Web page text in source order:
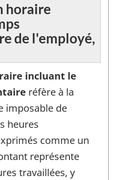
horaire
de l'employé,
incluant le
réfère à la
imposable de
heures
comme un
représente
travaillées, y